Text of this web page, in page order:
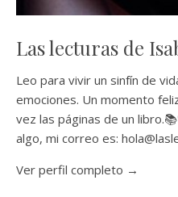
Las lecturas de
Leo para vivir un sinfín de
emociones. Un momento
vez las páginas de un
algo, mi correo es:
Ver perfil completo →